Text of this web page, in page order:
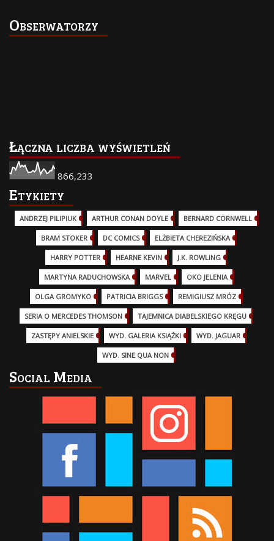
Obserwatorzy
Łączna liczba wyświetleń
866,233
Etykiety
ANDRZEJ PILIPIUK (29)ARTHUR CONAN DOYLE BERNARD CORNWELL
BRAM STOKER DC COMICS (17)ELŻBIETA CHEREZIŃSKA
HARRY POTTER (13)HEARNE KEVIN J.K. ROWLING
MARTYNA RADUCHOWSKA MARVEL (32)OKO JELENIA
OLGA GROMYKO PATRICIA BRIGGS (12)REMIGIUSZ MRÓZ
SERIA O MERCEDES THOMSON (11)TAJEMNICA DIABELSKIEGO KRĘGU
ZASTĘPY ANIELSKIE WYD. GALERIA KSIĄŻKI WYD. JAGUAR
WYD. SINE QUA NON
Social Media